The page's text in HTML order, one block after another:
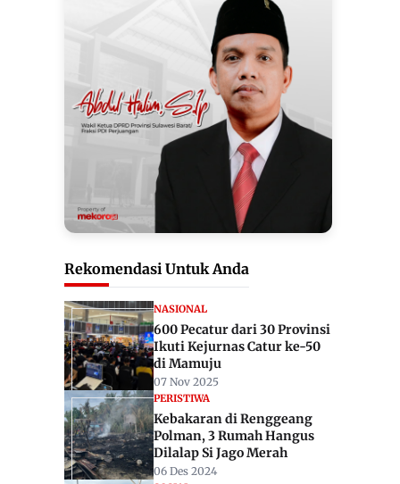
Rekomendasi Untuk Anda
NASIONAL
600 Pecatur dari 30 Provinsi
Ikuti Kejurnas Catur ke-50
di Mamuju
07 Nov 2025
PERISTIWA
Kebakaran di Renggeang
Polman, 3 Rumah Hangus
Dilalap Si Jago Merah
06 Des 2024